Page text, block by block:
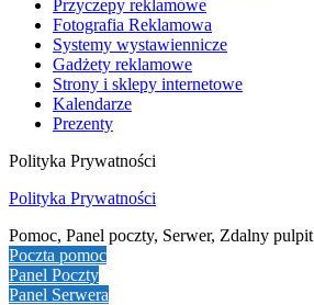
Przyczepy reklamowe
Fotografia Reklamowa
Systemy wystawiennicze
Gadżety reklamowe
Strony i sklepy internetowe
Kalendarze
Prezenty
Polityka Prywatności
Polityka Prywatności
Pomoc, Panel poczty, Serwer, Zdalny pulpit
Poczta pomoc
Panel Poczty
Panel Serwera